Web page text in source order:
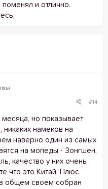
поменял и отлично.
#14
но показывает
намеков на
наверно один из самых
на мопеды - Зонгшен,
качество у них очень
что это Китай. Плюс
общем своем собран